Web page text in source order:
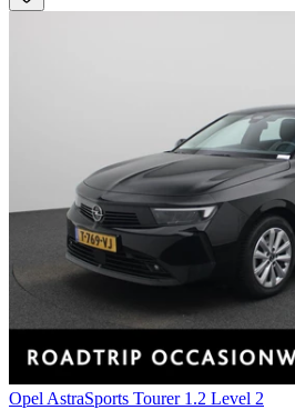
Opel AstraSports Tourer 1.2 Level 2